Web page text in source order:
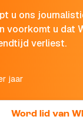
u ons
voorkomt u dat
verliest.
jaar
Word lid van